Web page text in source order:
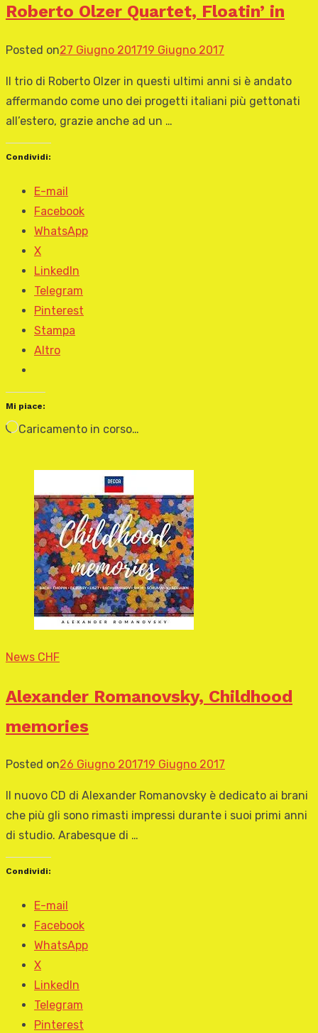
Roberto Olzer Quartet, Floatin’ in
Posted on27 Giugno 201719 Giugno 2017
Il trio di Roberto Olzer in questi ultimi anni si è andato
affermando come uno dei progetti italiani più gettonati
all’estero, grazie anche ad un …
Condividi:
E-mail
Facebook
WhatsApp
X
LinkedIn
Telegram
Pinterest
Stampa
Altro
Mi piace:
Caricamento in corso…
News CHF
Alexander Romanovsky, Childhood
memories
Posted on26 Giugno 201719 Giugno 2017
Il nuovo CD di Alexander Romanovsky è dedicato ai brani
che più gli sono rimasti impressi durante i suoi primi anni
di studio. Arabesque di …
Condividi:
E-mail
Facebook
WhatsApp
X
LinkedIn
Telegram
Pinterest